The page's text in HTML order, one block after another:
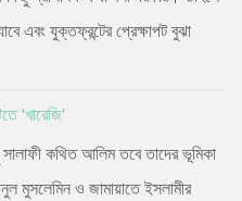
এবং যুক্তফ্রন্টের প্রেক্ষাপট বুঝা
'খারেজি'
কথিত আলিম তবে তাদের ভূমিকা
মুসলেমিন ও জামায়াতে ইসলামীর